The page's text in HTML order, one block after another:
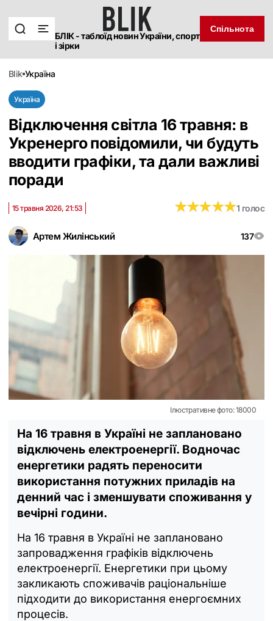
БЛІК - таблоїд новин України, спорт
і зірки
Спільнота
blik україна
Україна
Відключення світла 16 травня: в
Укренерго повідомили, чи будуть
вводити графіки, та дали важливі
поради
Артем Жилінський 137
15 травня 2026, 21:53 ★★★★★
★★★★★1 голос
Ілюстративне фото: 18000
На 16 травня в Україні не заплановано
відключень електроенергії. Водночас
енергетики радять переносити
використання потужних приладів на
денний час і зменшувати споживання у
вечірні години.
На 16 травня в Україні не заплановано
запровадження графіків відключень
електроенергії. Енергетики при цьому
закликають споживачів раціональніше
підходити до використання енергоємних
процесів.